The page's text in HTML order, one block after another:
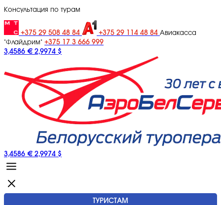
Консультация по турам
+375 29 508 48 84 +375 29 114 48 84 Авиакасса
"Флайдрим" +375 17 3 666 999
3,4586 € 2,9974 $
3,4586 € 2,9974 $
ТУРИСТАМ